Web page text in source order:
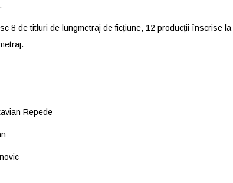
8 de titluri de lungmetraj de ficțiune, 12 producții înscrise
Repede